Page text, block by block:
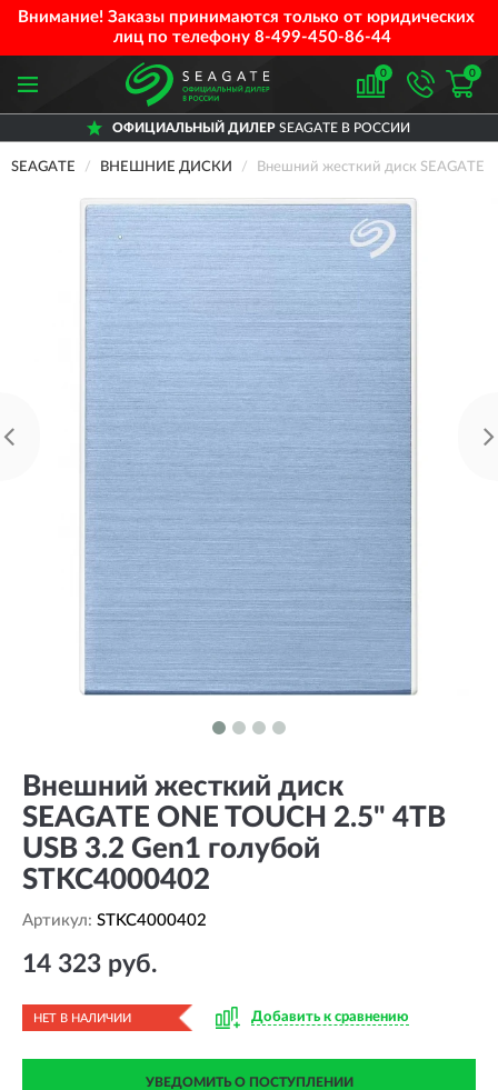
Внимание! Заказы принимаются только от юридических
лиц по телефону 8-499-450-86-44
0 0
ОФИЦИАЛЬНЫЙ ДИЛЕРSEAGATE В РОССИИ
SEAGATE ВНЕШНИЕ ДИСКИ Внешний жесткий диск SEAGATE
Внешний жесткий диск
SEAGATE ONE TOUCH 2.5" 4TB
USB 3.2 Gen1 голубой
STKC4000402
Артикул: STKC4000402
14 323 руб.
НЕТ В НАЛИЧИИ Добавить к сравнению
УВЕДОМИТЬ О ПОСТУПЛЕНИИ